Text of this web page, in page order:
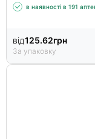
в наявності в 191
від125.62грн
За упаковку